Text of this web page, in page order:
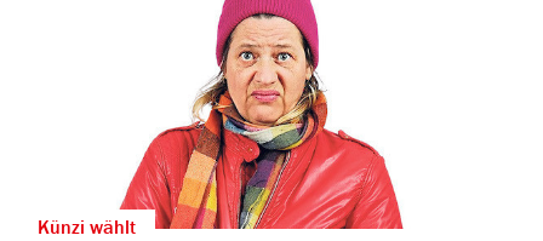
Künzi wählt